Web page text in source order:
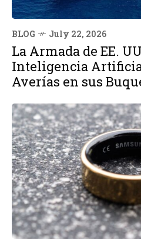
BLOG July 22, 2026
La Armada de EE.
Inteligencia
Averías en sus